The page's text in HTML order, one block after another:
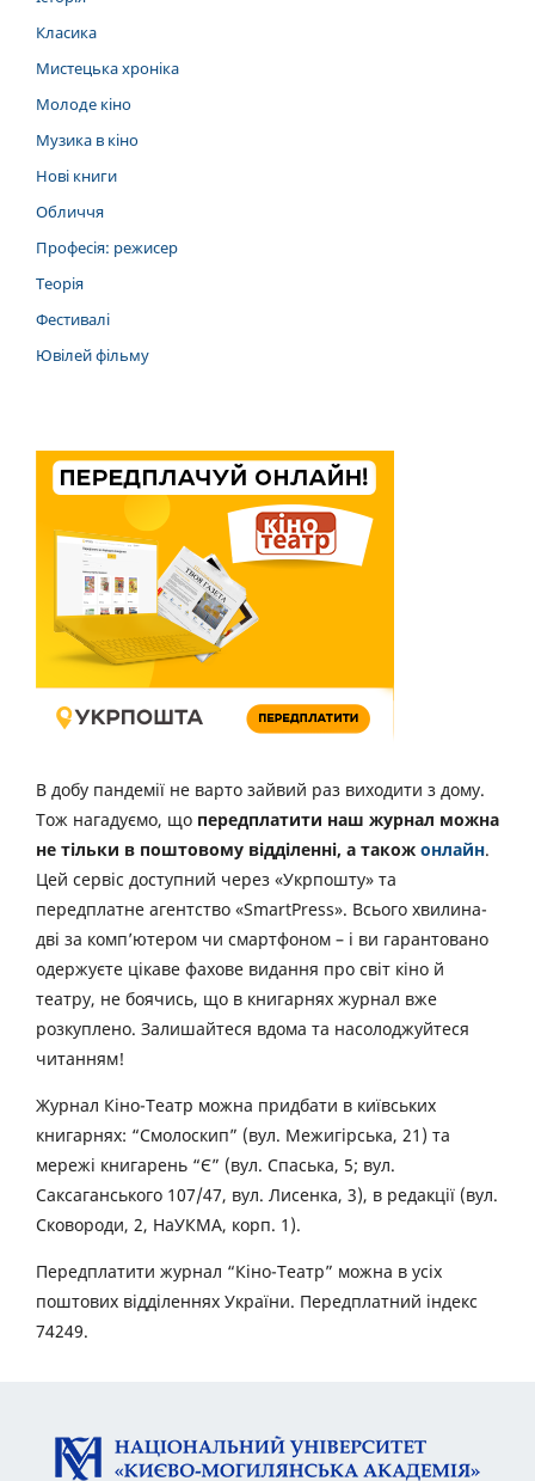
Класика
Мистецька хроніка
Молоде кіно
Музика в кіно
Нові книги
Обличчя
Професія: режисер
Теорія
Фестивалі
Ювілей фільму
В добу пандемії не варто зайвий раз виходити з дому.
Тож нагадуємо, що передплатити наш журнал можна
не тільки в поштовому відділенні, а також онлайн.
Цей сервіс доступний через «Укрпошту» та
передплатне агентство «SmartPress». Всього хвилина-
дві за комп’ютером чи смартфоном – і ви гарантовано
одержуєте цікаве фахове видання про світ кіно й
театру, не боячись, що в книгарнях журнал вже
розкуплено. Залишайтеся вдома та насолоджуйтеся
читанням!
Журнал Кіно-Театр можна придбати в київських
книгарнях: “Смолоскип” (вул. Межигірська, 21) та
мережі книгарень “Є” (вул. Спаська, 5; вул.
Саксаганського 107/47, вул. Лисенка, 3), в редакції (вул.
Сковороди, 2, НаУКМА, корп. 1).
Передплатити журнал “Кіно-Театр” можна в усіх
поштових відділеннях України. Передплатний індекс
74249.